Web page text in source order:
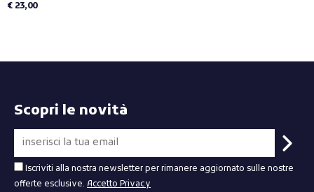
€ 23,00
Scopri le novità
Iscriviti alla nostra newsletter per rimanere aggiornato sulle nostre
offerte esclusive. Accetto Privacy